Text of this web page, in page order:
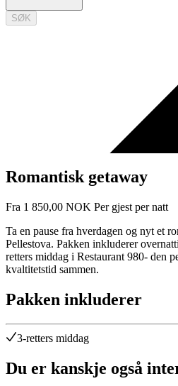
SØK
Romantisk getaway
Fra 1 850,00 NOK Per gjest per natt
Ta en pause fra hverdagen og nyt et
Pellestova. Pakken inkluderer
retters middag i Restaurant 980- den
kvaltitetstid sammen.
Pakken inkluderer
3-retters middag
Du er kanskje også